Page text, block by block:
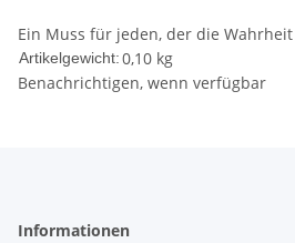
Ein Muss für jeden, der die
Artikelgewicht:0,10 kg
Benachrichtigen, wenn verfügbar
Informationen